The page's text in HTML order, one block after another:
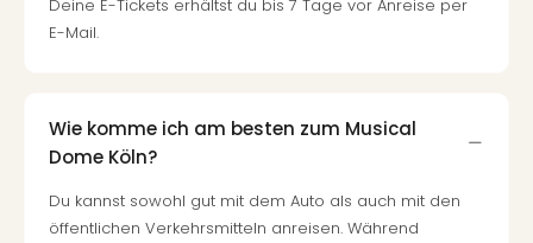
Deine E-Tickets erhältst du bis 7 Tage vor Anreise per
E-Mail.
Wie komme ich am besten zum Musical
Dome Köln?
Du kannst sowohl gut mit dem Auto als auch mit den
öffentlichen Verkehrsmitteln anreisen. Während